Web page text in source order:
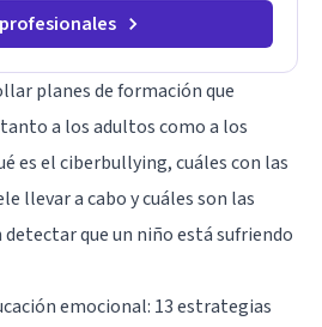
planes de formación que
a los adultos como a los
es el ciberbullying, cuáles con las
llevar a cabo y cuáles son las
que un niño está sufriendo
emocional: 13 estrategias